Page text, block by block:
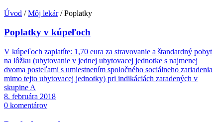
Úvod /Môj lekár/Poplatky
Poplatky v kúpeľoch
V kúpeľoch zaplatíte: 1,70 eura za stravovanie a štandardný pobyt
na lôžku (ubytovanie v jednej ubytovacej jednotke s najmenej
dvoma posteľami s umiestnením spoločného sociálneho zariadenia
mimo tejto ubytovacej jednotky) pri indikáciách zaradených v
skupine A
8. februára 2018
0 komentárov